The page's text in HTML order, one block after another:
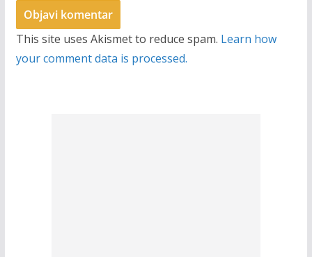
This site uses Akismet to reduce spam. Learn how
your comment data is processed.